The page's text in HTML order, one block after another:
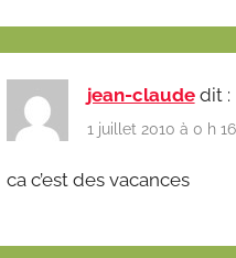
jean-claude dit :
1 juillet 2010 à 0 h
ca c’est des vacances